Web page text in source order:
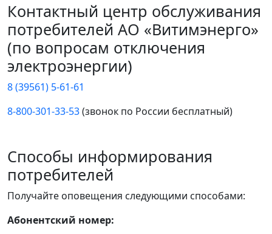
Контактный центр обслуживания
потребителей АО «Витимэнерго»
(по вопросам отключения
электроэнергии)
8 (39561) 5-61-61
8-800-301-33-53(звонок по России бесплатный)
Способы информирования
потребителей
Получайте оповещения следующими способами:
Абонентский номер: